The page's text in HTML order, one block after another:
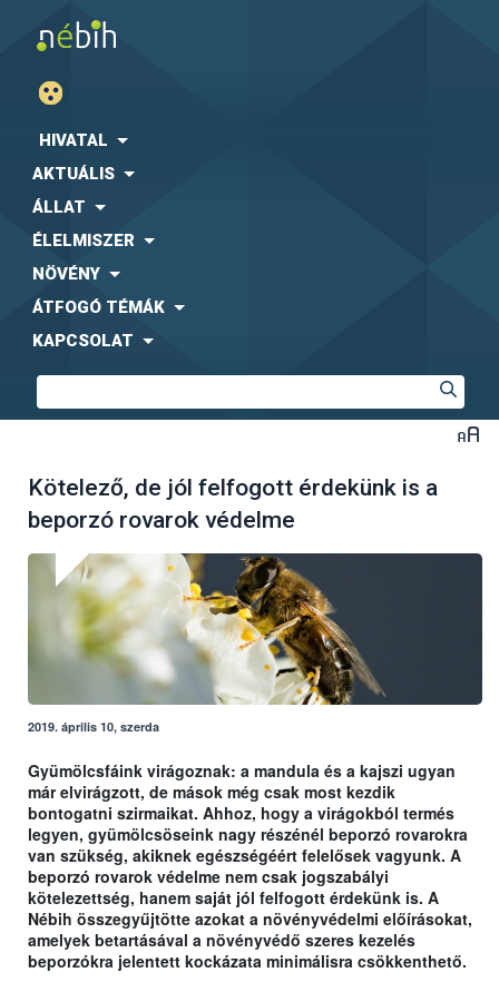
HIVATAL
AKTUÁLIS
ÁLLAT
ÉLELMISZER
NÖVÉNY
ÁTFOGÓ TÉMÁK
KAPCSOLAT
Kötelező, de jól felfogott érdekünk is a
beporzó rovarok védelme
2019. április 10, szerda
Gyümölcsfáink virágoznak: a mandula és a kajszi ugyan
már elvirágzott, de mások még csak most kezdik
bontogatni szirmaikat. Ahhoz, hogy a virágokból termés
legyen, gyümölcsöseink nagy részénél beporzó rovarokra
van szükség, akiknek egészségéért felelősek vagyunk. A
beporzó rovarok védelme nem csak jogszabályi
kötelezettség, hanem saját jól felfogott érdekünk is. A
Nébih összegyűjtötte azokat a növényvédelmi előírásokat,
amelyek betartásával a növényvédő szeres kezelés
beporzókra jelentett kockázata minimálisra csökkenthető.